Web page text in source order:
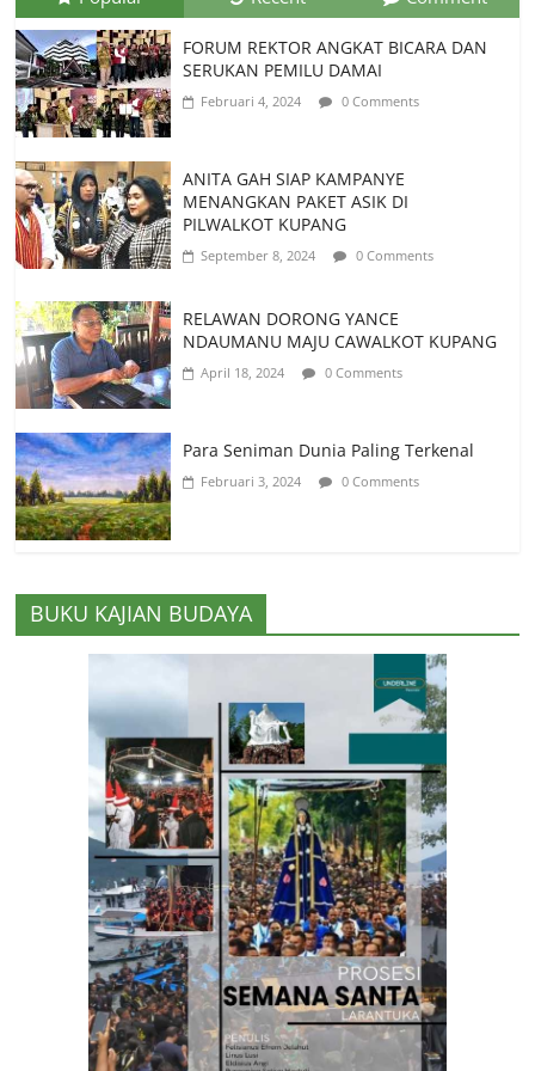
FORUM REKTOR ANGKAT BICARA DAN
SERUKAN PEMILU DAMAI
Februari 4, 2024 0 Comments
ANITA GAH SIAP KAMPANYE
MENANGKAN PAKET ASIK DI
PILWALKOT KUPANG
September 8, 2024 0 Comments
RELAWAN DORONG YANCE
NDAUMANU MAJU CAWALKOT KUPANG
April 18, 2024 0 Comments
Para Seniman Dunia Paling Terkenal
Februari 3, 2024 0 Comments
BUKU KAJIAN BUDAYA